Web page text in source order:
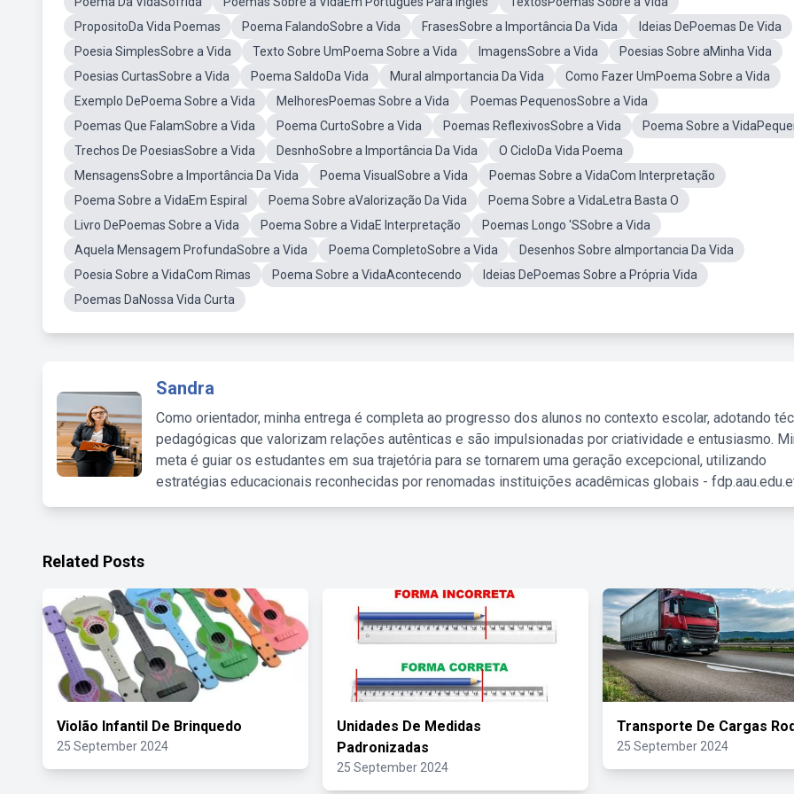
PropositoDa Vida Poemas
Poema FalandoSobre a Vida FrasesSobre a Importância Da Vida
Ideias DePoemas De Vida
Poesia SimplesSobre a Vida
Texto Sobre UmPoema Sobre a Vida ImagensSobre a Vida
Poesias Sobre aMinha Vida
Poesias CurtasSobre a Vida
Poema SaldoDa Vida Mural aImportancia Da Vida
Como Fazer UmPoema Sobre a Vida
Exemplo DePoema Sobre a Vida
MelhoresPoemas Sobre a Vida
Poemas PequenosSobre a Vida
Poemas Que FalamSobre a Vida
Poema CurtoSobre a Vida Poemas ReflexivosSobre a Vida
Poema Sobre a
Trechos De PoesiasSobre a Vida
DesnhoSobre a Importância Da Vida
O CicloDa Vida Poema
MensagensSobre a Importância Da Vida
Poema VisualSobre a Vida
Poemas Sobre a VidaCom Interpretação
Poema Sobre a VidaEm Espiral
Poema Sobre aValorização Da Vida
Poema Sobre a VidaLetra Basta O
Livro DePoemas Sobre a Vida
Poema Sobre a VidaE Interpretação
Poemas Longo 'SSobre a Vida
Aquela Mensagem ProfundaSobre a Vida
Poema CompletoSobre a Vida
Desenhos Sobre aImportancia Da Vida
Poesia Sobre a VidaCom Rimas
Poema Sobre a VidaAcontecendo
Ideias DePoemas Sobre a Própria Vida
Poemas DaNossa Vida Curta
Sandra
Como orientador, minha entrega é completa ao progresso dos alunos no contexto escolar, adotando
pedagógicas que valorizam relações autênticas e são impulsionadas por criatividade e entusiasmo.
meta é guiar os estudantes em sua trajetória para se tornarem uma geração excepcional, utilizando
estratégias educacionais reconhecidas por renomadas instituições acadêmicas globais -
Related Posts
Violão Infantil De Brinquedo
25 September 2024
Unidades De Medidas
Padronizadas
25 September 2024
Transporte De Cargas
25 September 2024